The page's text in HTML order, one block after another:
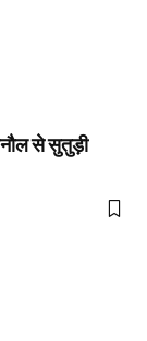
से सुतुड़ी